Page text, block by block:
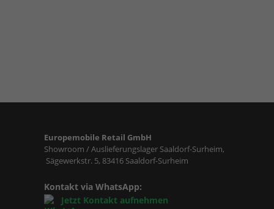
Europemobile Retail GmbH
Showroom / Auslieferungslager Saaldorf-Surheim,
Sägewerkstr. 5, 83416 Saaldorf-Surheim
Kontakt via WhatsApp:
Jetzt Kontakt aufnehmen